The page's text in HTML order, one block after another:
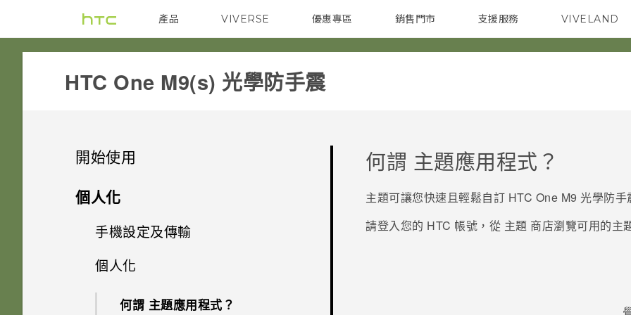
產品
VIVE G REIGNS 智慧型手機 配件
VIVERSE 優惠專區
焦點訊息 校園專案 企業採購
銷售門市
銷售通路 支援服務 VIVELAND
HTC One M9(s) 光學防手震‎
開始使用
手機上的各種便利功能
個人化
影像
音效
打開包裝
HTC One M9 光學防手震
後面板
熟悉新手機的功能
HTC Sense 首頁
個人化
手機設定及傳輸
初次設定 HTC One M9 光學防
個人化
何謂 主題應用程式？
何謂 主題應用程式？
主題可讓您快速且輕鬆自訂 HTC One M9 光學防手
請登入您的 HTC 帳號，從 主題 商店瀏覽可用的主